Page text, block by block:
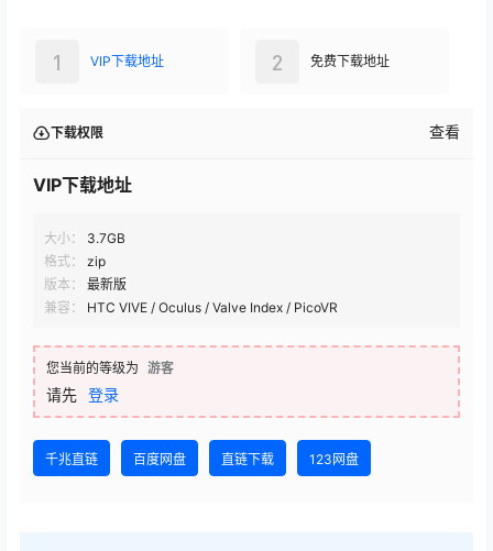
VIP下载地址
1 免费下载地址
2
下载权限 查看
VIP下载地址
大小：
3.7GB
格式：
zip
版本：
最新版
兼容：
HTC VIVE / Oculus / Valve Index / PicoVR
您当前的等级为 游客
请先 登录
千兆直链 百度网盘 直链下载 123网盘